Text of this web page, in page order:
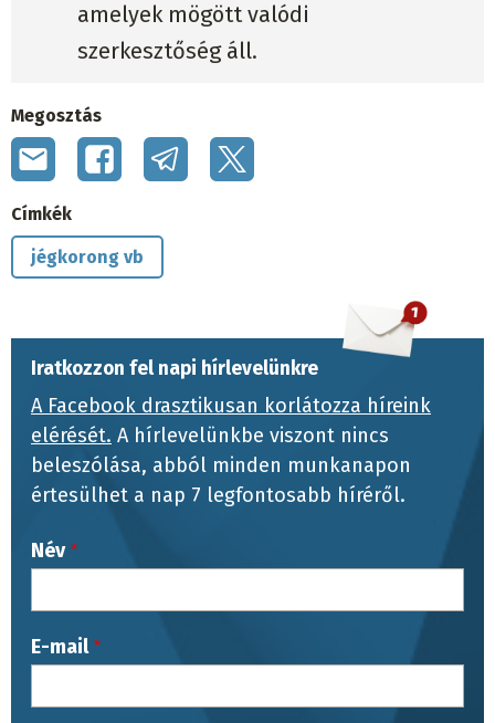
amelyek mögött valódi
szerkesztőség áll.
Megosztás
Címkék
jégkorong vb
Iratkozzon fel napi hírlevelünkre
A Facebook drasztikusan korlátozza híreink
elérését. A hírlevelünkbe viszont nincs
beleszólása, abból minden munkanapon
értesülhet a nap 7 legfontosabb híréről.
Név
E-mail